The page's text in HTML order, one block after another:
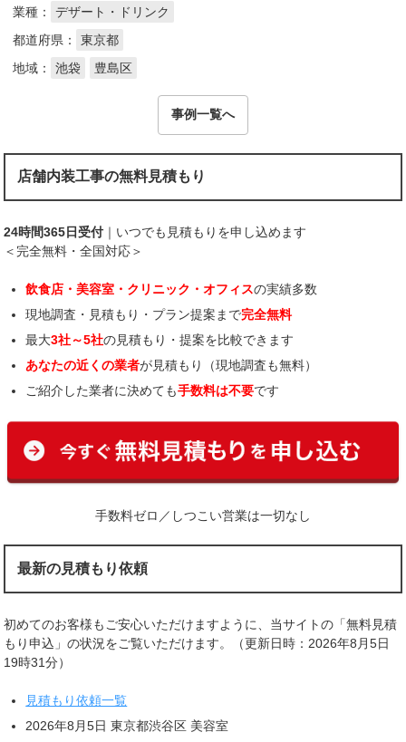
業種：
デザート・ドリンク
都道府県：
東京都
地域：
池袋 豊島区
事例一覧へ
店舗内装工事の無料見積もり
24時間365日受付 ｜いつでも見積もりを申し込めます
＜完全無料・全国対応＞
飲食店・美容室・クリニック・オフィスの実績多数
現地調査・見積もり・プラン提案まで完全無料
最大3社～5社の見積もり・提案を比較できます
あなたの近くの業者が見積もり（現地調査も無料）
ご紹介した業者に決めても手数料は不要です
手数料ゼロ／しつこい営業は一切なし
最新の見積もり依頼
初めてのお客様もご安心いただけますように、当サイトの「無料見積
もり申込」の状況をご覧いただけます。（更新日時：2026年8月5日
19時31分）
見積もり依頼一覧
2026年8月5日 東京都渋谷区 美容室